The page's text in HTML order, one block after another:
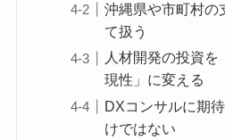
沖縄県や市町村の
て扱う
人材開発の投資
現性」に変える
DXコンサルに期
けではない